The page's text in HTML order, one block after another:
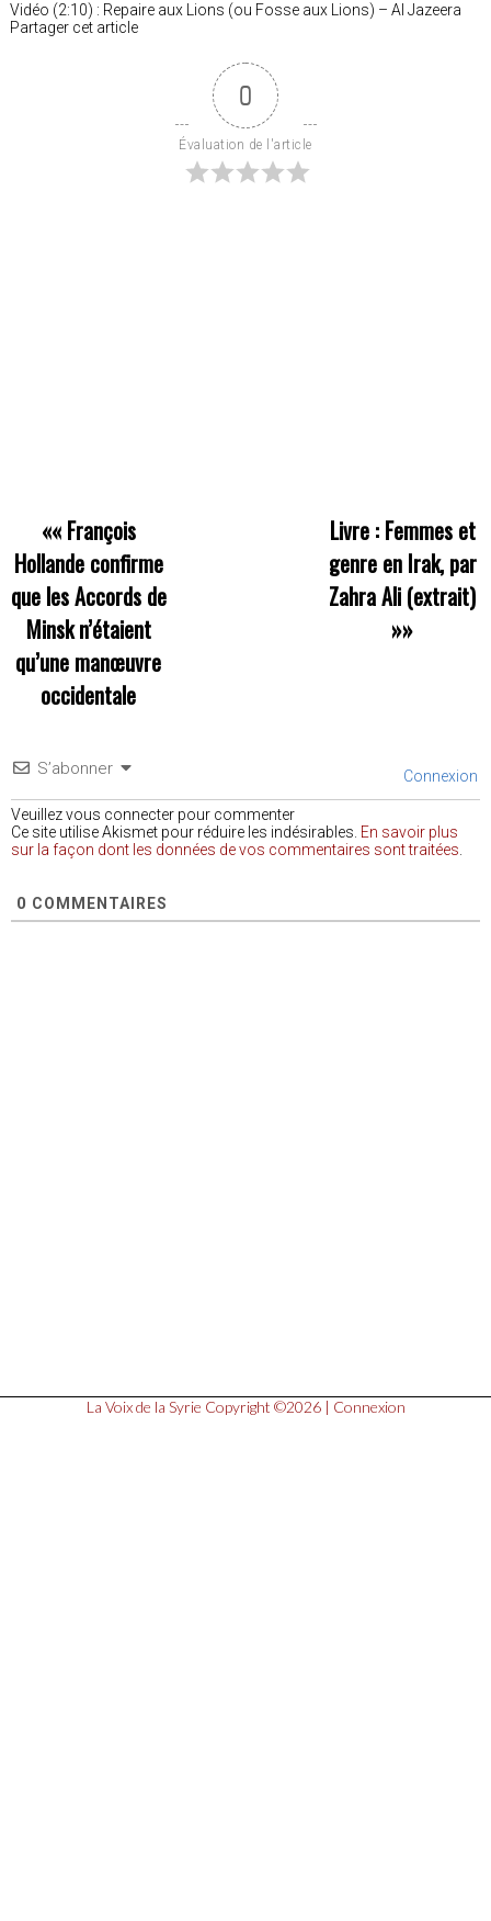
Vidéo (2:10) : Repaire aux Lions (ou Fosse aux Lions) – Al Jazeera
Partager cet article
0
Évaluation de l'article
«« François
Hollande confirme
que les Accords de
Minsk n’étaient
qu’une manœuvre
occidentale
Livre : Femmes et
genre en Irak, par
Zahra Ali (extrait)
»»
S’abonner Connexion
Veuillez vous connecter pour commenter
Ce site utilise Akismet pour réduire les indésirables. En savoir plus
sur la façon dont les données de vos commentaires sont traitées
0 COMMENTAIRES
La Voix de la Syrie Copyright ©2026 | Connexion